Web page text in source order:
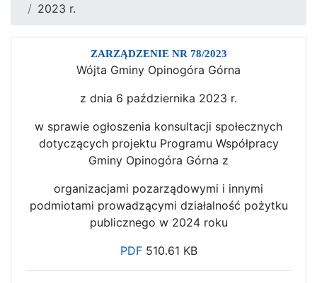
2023 r.
ZARZĄDZENIENR 78/2023
Wójta Gminy Opinogóra Górna
z dnia 6 października 2023 r.
w sprawie ogłoszenia konsultacji społecznych
dotyczących projektu Programu Współpracy
Gminy Opinogóra Górna z
organizacjami pozarządowymi i innymi
podmiotami prowadzącymi działalność pożytku
publicznego w 2024 roku
PDF510.61 KB